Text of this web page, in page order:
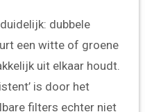
dubbele
een witte of groene
uit elkaar houdt.
is door het
filters echter niet